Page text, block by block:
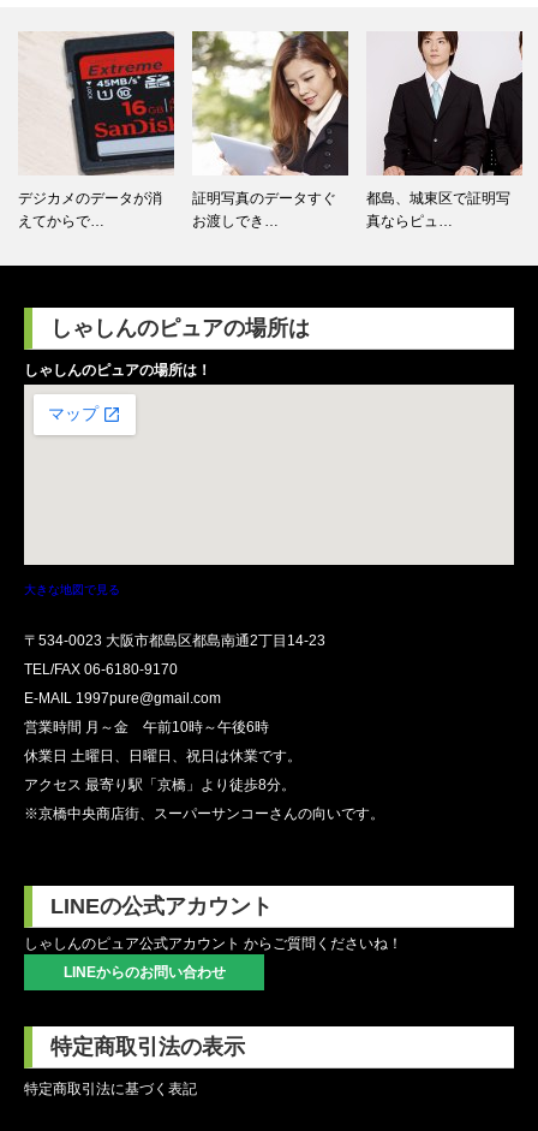
デジカメのデータが消
えてからで…
証明写真のデータすぐ
お渡しでき…
都島、城東区で証明写
真ならピュ…
しゃしんのピュアの場所は
しゃしんのピュアの場所は！
大きな地図で見る
〒534-0023 大阪市都島区都島南通2丁目14-23
TEL/FAX 06-6180-9170
E-MAIL 1997pure@gmail.com
営業時間 月～金 午前10時～午後6時
休業日 土曜日、日曜日、祝日は休業です。
アクセス 最寄り駅「京橋」より徒歩8分。
※京橋中央商店街、スーパーサンコーさんの向いです。
LINEの公式アカウント
しゃしんのピュア公式アカウント からご質問くださいね！
LINEからのお問い合わせ
特定商取引法の表示
特定商取引法に基づく表記